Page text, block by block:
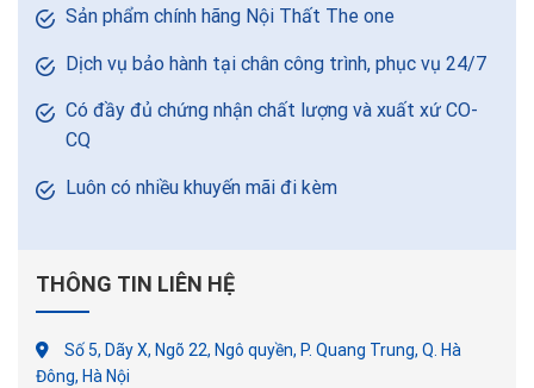
Sản phẩm chính hãng Nội Thất The one
Dịch vụ bảo hành tại chân công trình, phục vụ 24/7
Có đầy đủ chứng nhận chất lượng và xuất xứ CO-
CQ
Luôn có nhiều khuyến mãi đi kèm
THÔNG TIN LIÊN HỆ
Số 5, Dãy X, Ngõ 22, Ngô quyền, P. Quang Trung, Q. Hà
Đông, Hà Nội